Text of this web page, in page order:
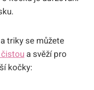
triky se můžete
a svěží pro
kočky: